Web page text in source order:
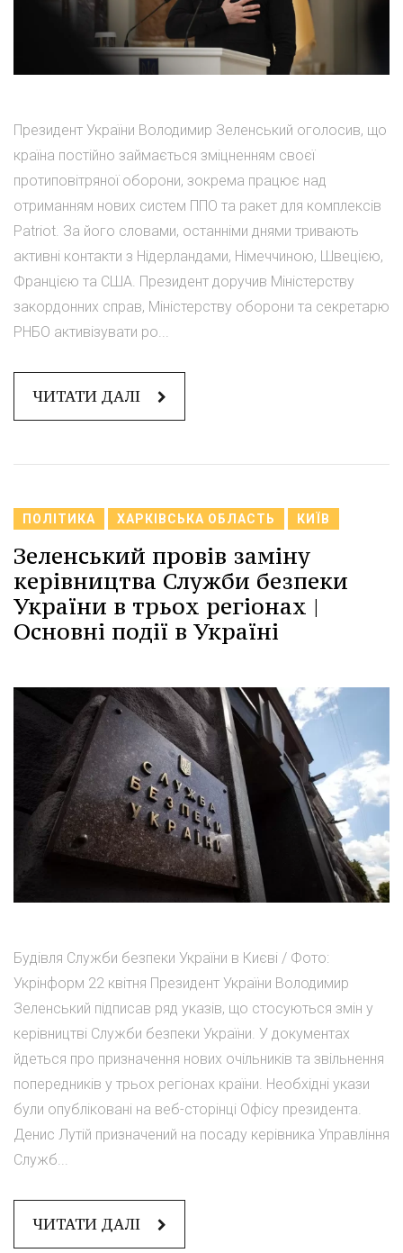
Президент України Володимир Зеленський оголосив, що
країна постійно займається зміцненням своєї
протиповітряної оборони, зокрема працює над
отриманням нових систем ППО та ракет для комплексів
Patriot. За його словами, останніми днями тривають
активні контакти з Нідерландами, Німеччиною, Швецією,
Францією та США. Президент доручив Міністерству
закордонних справ, Міністерству оборони та секретарю
РНБО активізувати ро...
ЧИТАТИ ДАЛІ
ПОЛІТИКА ХАРКІВСЬКА ОБЛАСТЬ КИЇВ
Зеленський провів заміну
керівництва Служби безпеки
України в трьох регіонах |
Основні події в Україні
Будівля Служби безпеки України в Києві / Фото:
Укрінформ 22 квітня Президент України Володимир
Зеленський підписав ряд указів, що стосуються змін у
керівництві Служби безпеки України. У документах
йдеться про призначення нових очільників та звільнення
попередників у трьох регіонах країни. Необхідні укази
були опубліковані на веб-сторінці Офісу президента.
Денис Лутій призначений на посаду керівника Управління
Служб...
ЧИТАТИ ДАЛІ